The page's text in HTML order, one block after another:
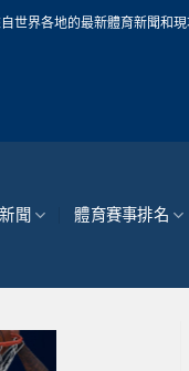
新聞和現場體育報導，包括
聞 體育賽事排名